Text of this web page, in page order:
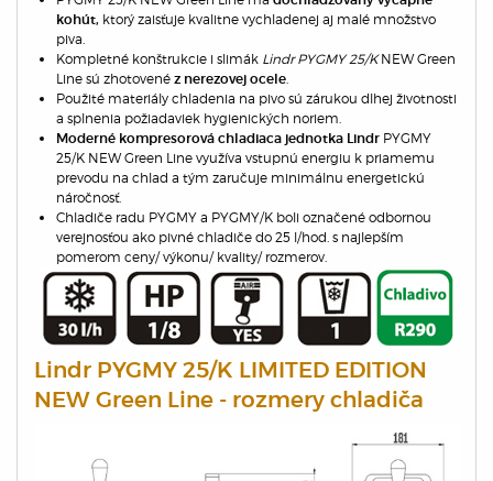
kohút, ktorý zaisťuje kvalitne vychladenej aj malé množstvo
piva.
Kompletné konštrukcie i slimák Lindr PYGMY 25/KNEW Green
Line sú zhotovené z nerezovej ocele.
Použité materiály chladenia na pivo sú zárukou dlhej životnosti
a splnenia požiadaviek hygienických noriem.
Moderné kompresorová chladiaca jednotka Lindr PYGMY
25/K NEW Green Line využíva vstupnú energiu k priamemu
prevodu na chlad a tým zaručuje minimálnu energetickú
náročnosť.
Chladiče radu PYGMY a PYGMY/K boli označené odbornou
verejnosťou ako pivné chladiče do 25 l/hod. s najlepším
pomerom ceny/ výkonu/ kvality/ rozmerov.
Lindr PYGMY 25/K LIMITED EDITION
NEW Green Line - rozmery chladiča